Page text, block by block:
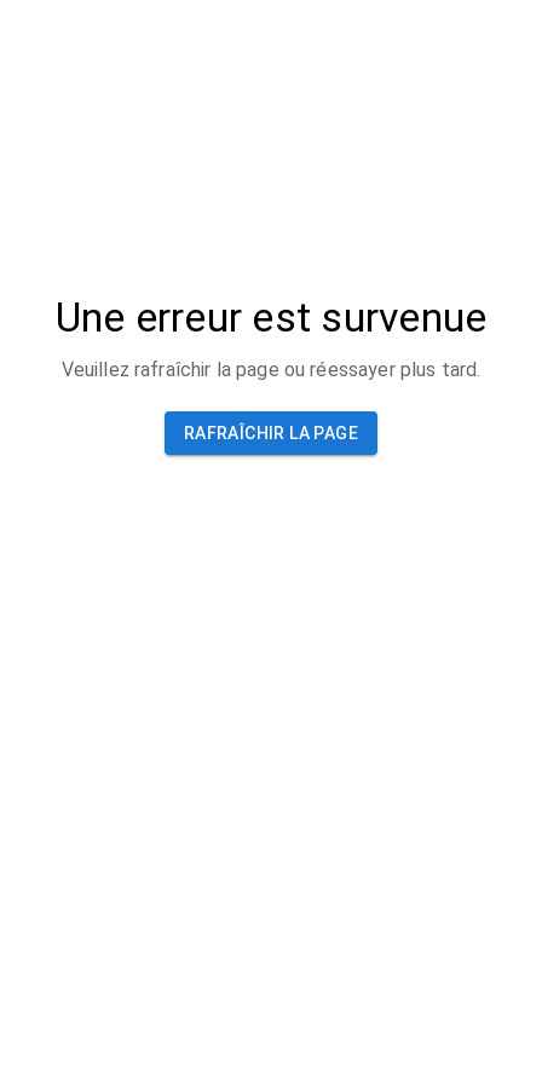
Une erreur est survenue
Veuillez rafraîchir la page ou réessayer plus tard.
RAFRAÎCHIR LA PAGE